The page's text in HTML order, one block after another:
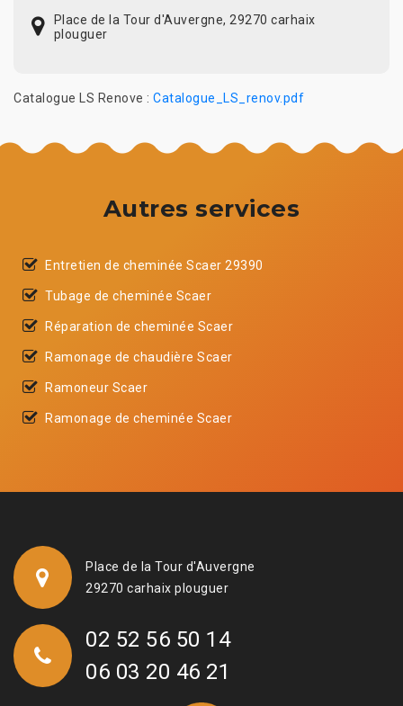
Place de la Tour d'Auvergne, 29270 carhaix
plouguer
Catalogue LS Renove : Catalogue_LS_renov.pdf
Autres services
Entretien de cheminée Scaer 29390
Tubage de cheminée Scaer
Réparation de cheminée Scaer
Ramonage de chaudière Scaer
Ramoneur Scaer
Ramonage de cheminée Scaer
Place de la Tour d'Auvergne
29270 carhaix plouguer
02 52 56 50 14
06 03 20 46 21